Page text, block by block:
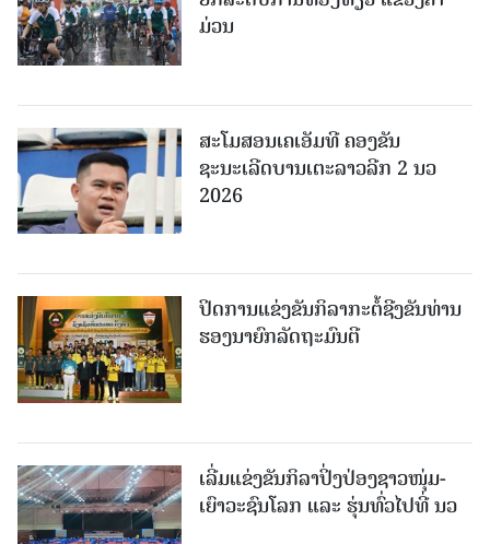
ມ່ວນ
ສະໂມສອນເຄເອັມທີ ຄອງຂັນ
ຊະນະເລີດບານເຕະລາວລີກ 2 ນວ
2026
ປິດການແຂ່ງຂັນກິລາກະຕໍ້ຊີງຂັນທ່ານ
ຮອງນາຍົກລັດຖະມົນຕີ
ເລີ່ມແຂ່ງຂັນກິລາປິ່ງປ່ອງຊາວໜຸ່ມ-
ເຍົາວະຊົນໂລກ ແລະ ຮຸ່ນທົ່ວໄປທີ່ ນວ